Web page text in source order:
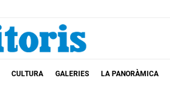
CULTURA GALERIES LA PANORÀMICA